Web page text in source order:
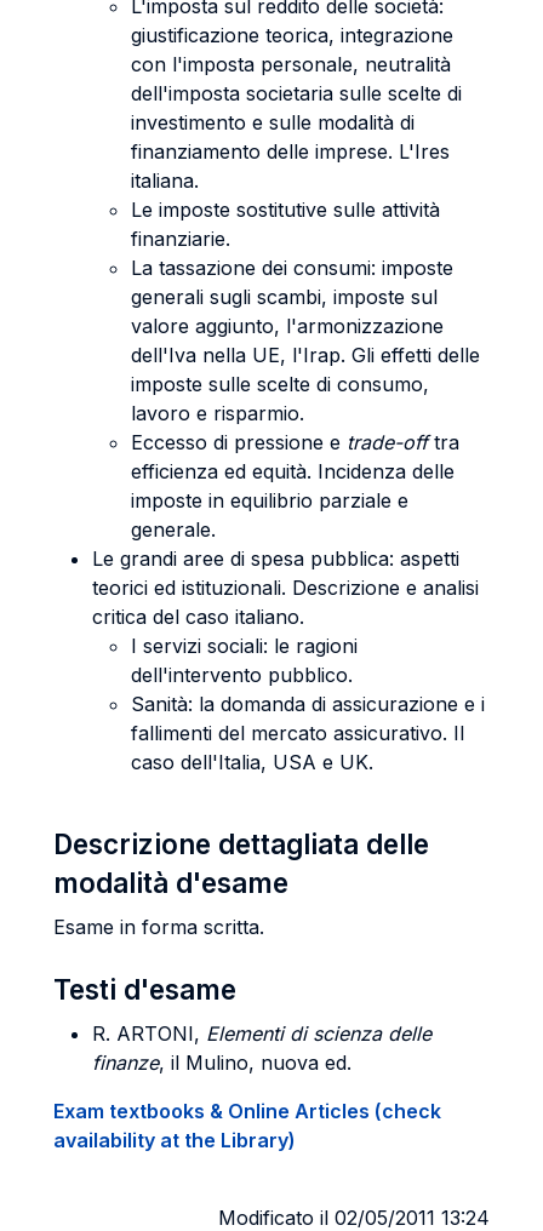
L'imposta sul reddito delle società:
giustificazione teorica, integrazione
con l'imposta personale, neutralità
dell'imposta societaria sulle scelte di
investimento e sulle modalità di
finanziamento delle imprese. L'Ires
italiana.
Le imposte sostitutive sulle attività
finanziarie.
La tassazione dei consumi: imposte
generali sugli scambi, imposte sul
valore aggiunto, l'armonizzazione
dell'Iva nella UE, l'Irap. Gli effetti delle
imposte sulle scelte di consumo,
lavoro e risparmio.
Eccesso di pressione e trade-offtra
efficienza ed equità. Incidenza delle
imposte in equilibrio parziale e
generale.
Le grandi aree di spesa pubblica: aspetti
teorici ed istituzionali. Descrizione e analisi
critica del caso italiano.
I servizi sociali: le ragioni
dell'intervento pubblico.
Sanità: la domanda di assicurazione e i
fallimenti del mercato assicurativo. Il
caso dell'Italia, USA e UK.
Descrizione dettagliata delle
modalità d'esame
Esame in forma scritta.
Testi d'esame
R. ARTONI, Elementi di scienza delle
finanze, il Mulino, nuova ed.
Exam textbooks & Online Articles (check
availability at the Library)
Modificato il 02/05/2011 13:24